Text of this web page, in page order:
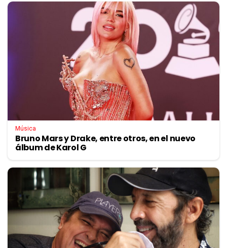
Música
Bruno Mars y Drake, entre otros, en el nuevo
álbum de Karol G